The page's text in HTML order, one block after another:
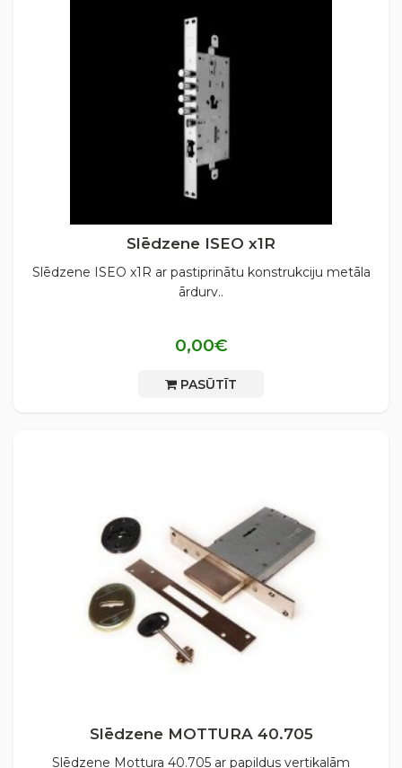
Slēdzene ISEO x1R
Slēdzene ISEO x1R ar pastiprinātu konstrukciju metāla
ārdurv..
0,00€
PASŪTĪT
Slēdzene MOTTURA 40.705
Slēdzene Mottura 40.705 ar papildus vertikalām